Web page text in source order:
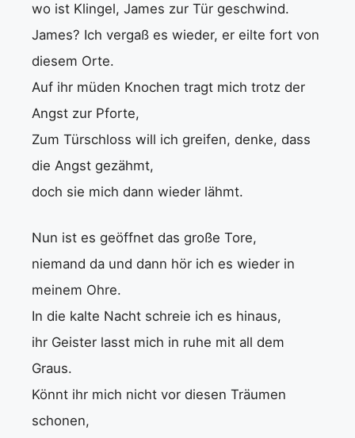
wo ist Klingel, James zur Tür geschwind.
James? Ich vergaß es wieder, er eilte fort von
diesem Orte.
Auf ihr müden Knochen tragt mich trotz der
Angst zur Pforte,
Zum Türschloss will ich greifen, denke, dass
die Angst gezähmt,
doch sie mich dann wieder lähmt.
Nun ist es geöffnet das große Tore,
niemand da und dann hör ich es wieder in
meinem Ohre.
In die kalte Nacht schreie ich es hinaus,
ihr Geister lasst mich in ruhe mit all dem
Graus.
Könnt ihr mich nicht vor diesen Träumen
schonen,